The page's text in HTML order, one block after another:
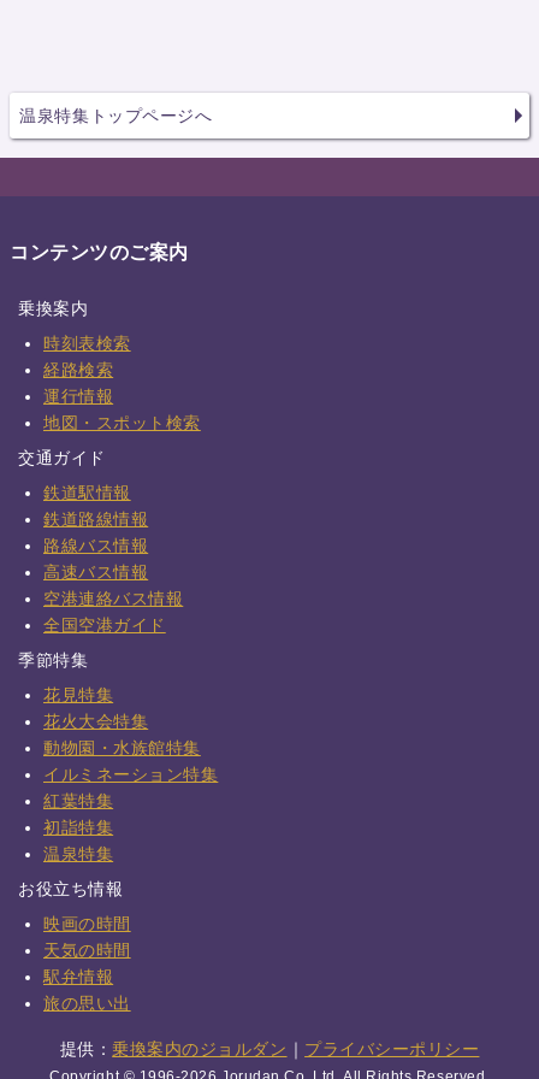
温泉特集トップページへ
コンテンツのご案内
乗換案内
時刻表検索
経路検索
運行情報
地図・スポット検索
交通ガイド
鉄道駅情報
鉄道路線情報
路線バス情報
高速バス情報
空港連絡バス情報
全国空港ガイド
季節特集
花見特集
花火大会特集
動物園・水族館特集
イルミネーション特集
紅葉特集
初詣特集
温泉特集
お役立ち情報
映画の時間
天気の時間
駅弁情報
旅の思い出
提供： 乗換案内のジョルダン ｜ プライバシーポリシー